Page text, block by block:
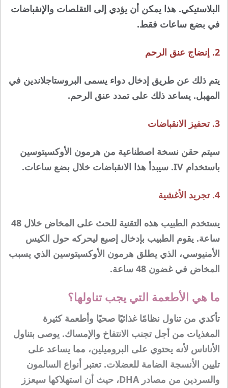
البلاستيكي. هذا يمكن أن يؤدي إلى التقلصات والإنقباضات
في بضع ساعات فقط.
2. إنضاج عنق الرحم
يتم ذلك عن طريق إدخال دواء يسمى البروستاجلاندين في
المهبل. يساعد ذلك على تمدد عنق الرحم.
3. تحفيز الانقباضات
سيتم حقن نسخة اصطناعية من هرمون الأوكسيتوسين
باستخدام IV. سيبدأ هذا الانقباضات خلال بضع ساعات.
4. تجريد الأغشية
يستخدم الطبيب هذه التقنية للحث على المخاض خلال 48
ساعة. يقوم الطبيب بإدخال إصبع ليحركه حول الكيس
الأمنيوسي، الذي يطلق هرمون الأوكسيتوسين الذي يسبب
المخاض في غضون 48 ساعة.
ما هي الأطعمة التي يجب تناولها؟
تأكدي من تناول نظامًا غذائيًا صحيًا وأطعمة كثيرة
المغذيات من أجل تجنب الانتفاخ والإمساك. يوصى بتناول
الأناناس لأنه يحتوي على البروميلين، مما يساعد على
تليين الأنسجة الضامة للعضلات. تعتبر أنواع السالمون
والسردين من مصادر DHA، حيث أن استهلاكها سيعزز